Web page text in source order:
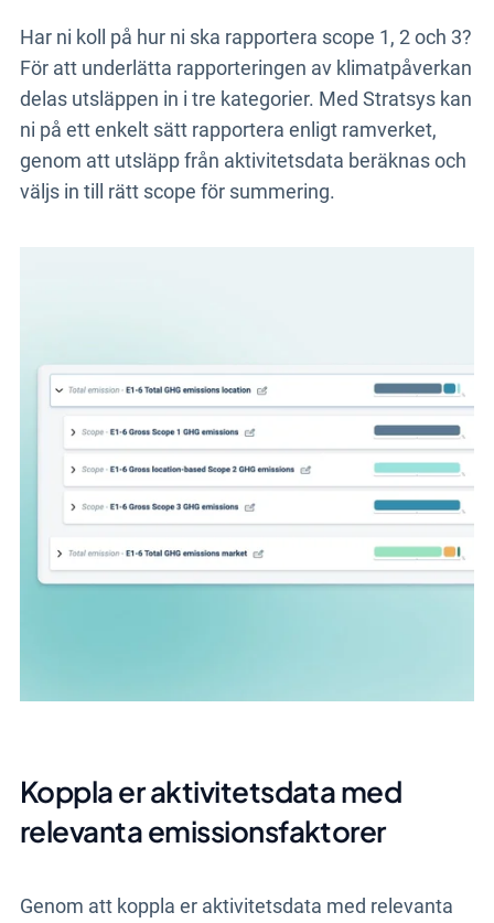
Har ni koll på hur ni ska rapportera scope 1, 2 och 3?
För att underlätta rapporteringen av klimatpåverkan
delas utsläppen in i tre kategorier. Med Stratsys kan
ni på ett enkelt sätt rapportera enligt ramverket,
genom att utsläpp från aktivitetsdata beräknas och
väljs in till rätt scope för summering.
Koppla er aktivitetsdata med
relevanta emissionsfaktorer
Genom att koppla er aktivitetsdata med relevanta